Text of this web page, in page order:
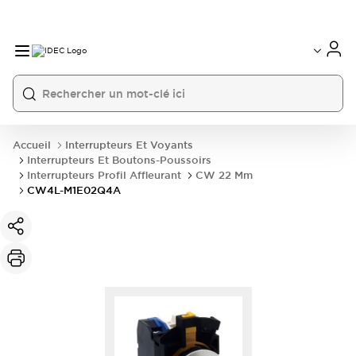
Accueil
Interrupteurs Et Voyants
Interrupteurs Et Boutons-Poussoirs
Interrupteurs Profil Affleurant
CW 22 Mm
CW4L-M1E02Q4A